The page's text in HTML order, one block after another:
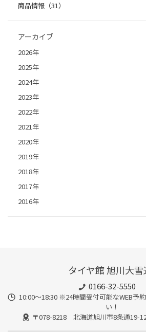
商品情報（31）
アーカイブ
2026年
2025年
2024年
2023年
2022年
2021年
2020年
2019年
2018年
2017年
2016年
タイヤ館 旭川大雪
0166-32-5550
10:00～18:30 ※24時間受付可能なWEB予
い！
〒078-8218 北海道旭川市8条通19-